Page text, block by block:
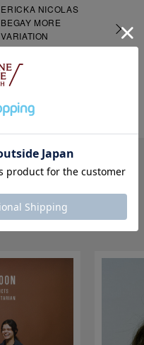
ERICKA NICOLAS
BEGAY MORE
VARIATION